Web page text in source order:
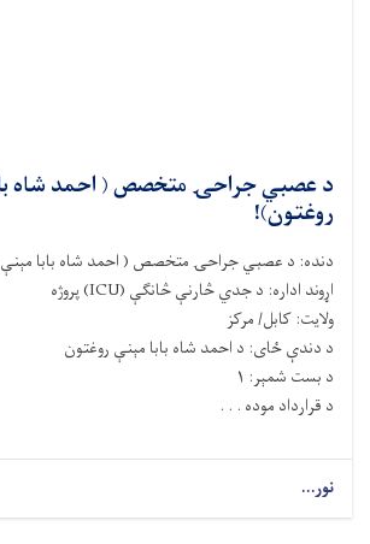
د عصبي جراحۍ متخصص ( احمد شاه
روغتون)!
دنده: د عصبي جراحۍمتخصص (احمد شاه بابا مېنې
اړوند اداره: د جدي څارنې څانګې (ICU)پروژه
ولایت: کابل/ مرکز
د دندې ځای: د احمد شاه بابا مېنې روغتون
د بست شمېر: ۱
د قرارداد موده . . .
نور...
د